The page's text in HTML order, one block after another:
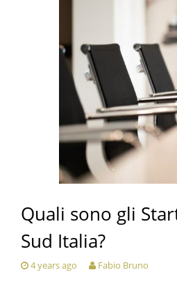
Quali sono gli
Sud Italia?
4 years ago Fabio Bruno